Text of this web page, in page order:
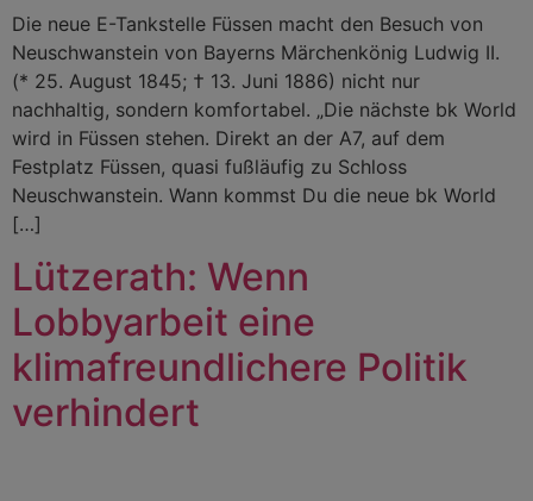
Die neue E-Tankstelle Füssen macht den Besuch von
Neuschwanstein von Bayerns Märchenkönig Ludwig II.
(* 25. August 1845; † 13. Juni 1886) nicht nur
nachhaltig, sondern komfortabel. „Die nächste bk World
wird in Füssen stehen. Direkt an der A7, auf dem
Festplatz Füssen, quasi fußläufig zu Schloss
Neuschwanstein. Wann kommst Du die neue bk World
[…]
Lützerath: Wenn
Lobbyarbeit eine
klimafreundlichere Politik
verhindert